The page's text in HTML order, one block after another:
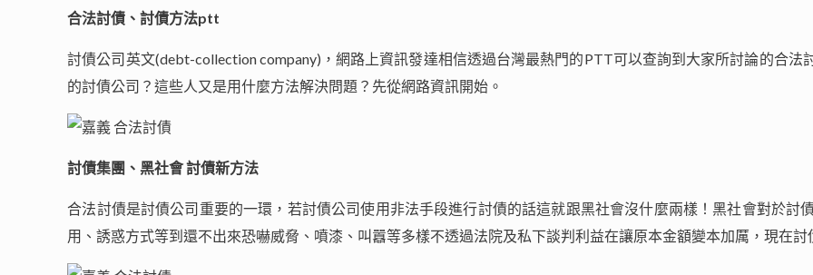
合法討債、討債方法ptt
討債公司英文(debt-collection company)，網路上資訊發達相信透過台灣最熱門的PTT可以查詢到大家所討論的合
的討債公司？這些人又是用什麼方法解決問題？先從網路資訊開始。
討債集團、黑社會 討債新方法
合法討債是討債公司重要的一環，若討債公司使用非法手段進行討債的話這就跟黑社會沒什麼兩樣！黑社會對於討
用、誘惑方式等到還不出來恐嚇威脅、噴漆、叫囂等多樣不透過法院及私下談判利益在讓原本金額變本加厲，現在